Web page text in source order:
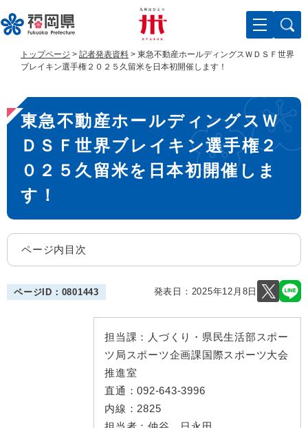
ー
ジ
す
。
ニ
ュ
し
て
トップページ > 記者発表資料 > 東急不動産ホールディングスＷＤＳＦ世界
ブレイキン選手権２０２５久留米を日本初開催します！
本
文
東急不動産ホールディングスＷ
ＤＳＦ世界ブレイキン選手権２
０２５久留米を日本初開催しま
す！
ページ内目次
ページID：0801443 発表日： 2025年12月8日
担当課： 人づくり・県民生活部スポー
ツ局スポーツ企画課国際スポーツ大会
推進室
直通：092-643-3996
内線： 2825